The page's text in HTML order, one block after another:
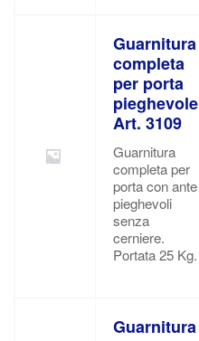
Guarnitura
completa
per porta
pieghevole
Art. 3109
Guarnitura
completa per
porta con ante
pieghevoli
senza
cerniere.
Portata 25 Kg.
Guarnitura